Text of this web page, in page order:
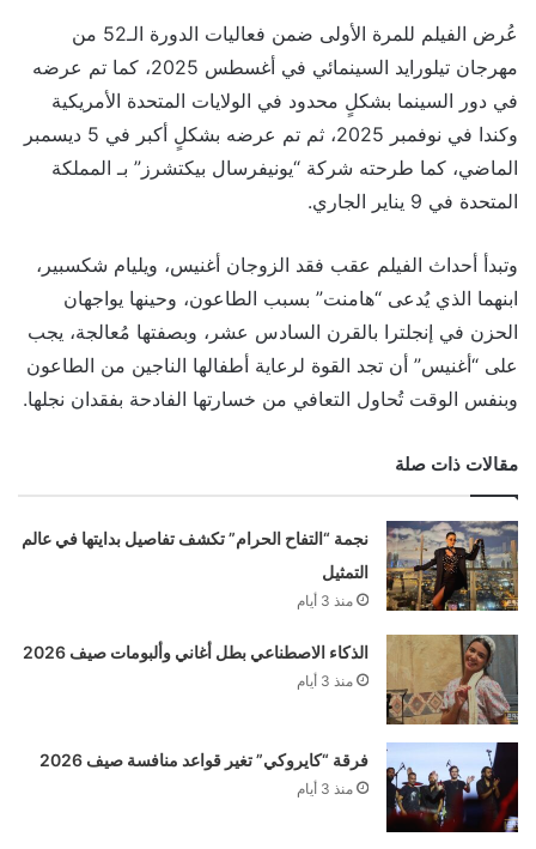
عُرض الفيلم للمرة الأولى ضمن فعاليات الدورة الـ52 من
مهرجان تيلورايد السينمائي في أغسطس 2025، كما تم عرضه
في دور السينما بشكلٍ محدود في الولايات المتحدة الأمريكية
وكندا في نوفمبر 2025، ثم تم عرضه بشكلٍ أكبر في 5 ديسمبر
الماضي، كما طرحته شركة “يونيفرسال بيكتشرز” بـ المملكة
المتحدة في 9 يناير الجاري.
وتبدأ أحداث الفيلم عقب فقد الزوجان أغنيس، ويليام شكسبير،
ابنهما الذي يُدعى “هامنت” بسبب الطاعون، وحينها يواجهان
الحزن في إنجلترا بالقرن السادس عشر، وبصفتها مُعالجة، يجب
على “أغنيس” أن تجد القوة لرعاية أطفالها الناجين من الطاعون
وبنفس الوقت تُحاول التعافي من خسارتها الفادحة بفقدان نجلها.
مقالات ذات صلة
نجمة “التفاح الحرام” تكشف تفاصيل بدايتها في عالم
التمثيل
منذ 3 أيام
الذكاء الاصطناعي بطل أغاني وألبومات صيف 2026
منذ 3 أيام
فرقة “كايروكي” تغير قواعد منافسة صيف 2026
منذ 3 أيام